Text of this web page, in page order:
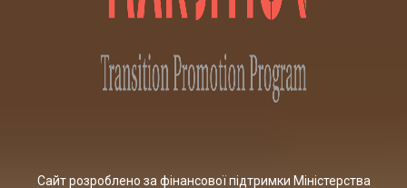
Сайт розроблено за фінансової підтримки Міністерства